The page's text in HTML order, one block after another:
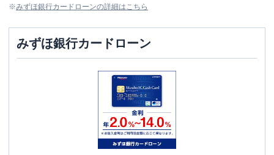
※みずほ銀行カードローンの詳細はこちら
みずほ銀行カードローン